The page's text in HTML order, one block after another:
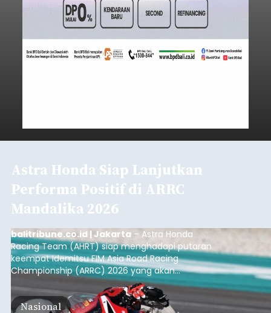
Astra Honda Siap Lanjutkan
Performa Positif di ARRC
Mandalika 2026
balitribune.co.id | Jakarta – Astra Honda
Racing Team (AHRT) siap menghadapi putaran
keempat Idemitsu FIM Asia Road Racing
Championship (ARRC) 2026 yang akan
berlangsung di Pertamina Mandalika
International Circuit, Lombok, Nusa Tenggara
Barat, pada 7–9 Agustus 2026.
Nasional